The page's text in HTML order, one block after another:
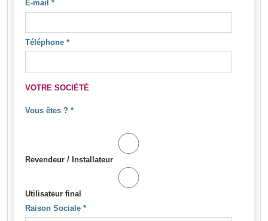
E-mail *
Téléphone *
VOTRE SOCIÉTÉ
Vous êtes ? *
Revendeur / Installateur
Utilisateur final
Raison Sociale *